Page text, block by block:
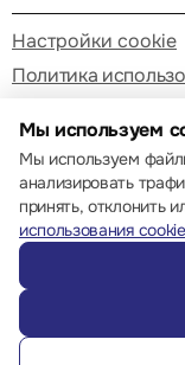
Настройки cookie
Политика
Мы используем
Мы используем
анализировать
принять, отклонить
использования cookie